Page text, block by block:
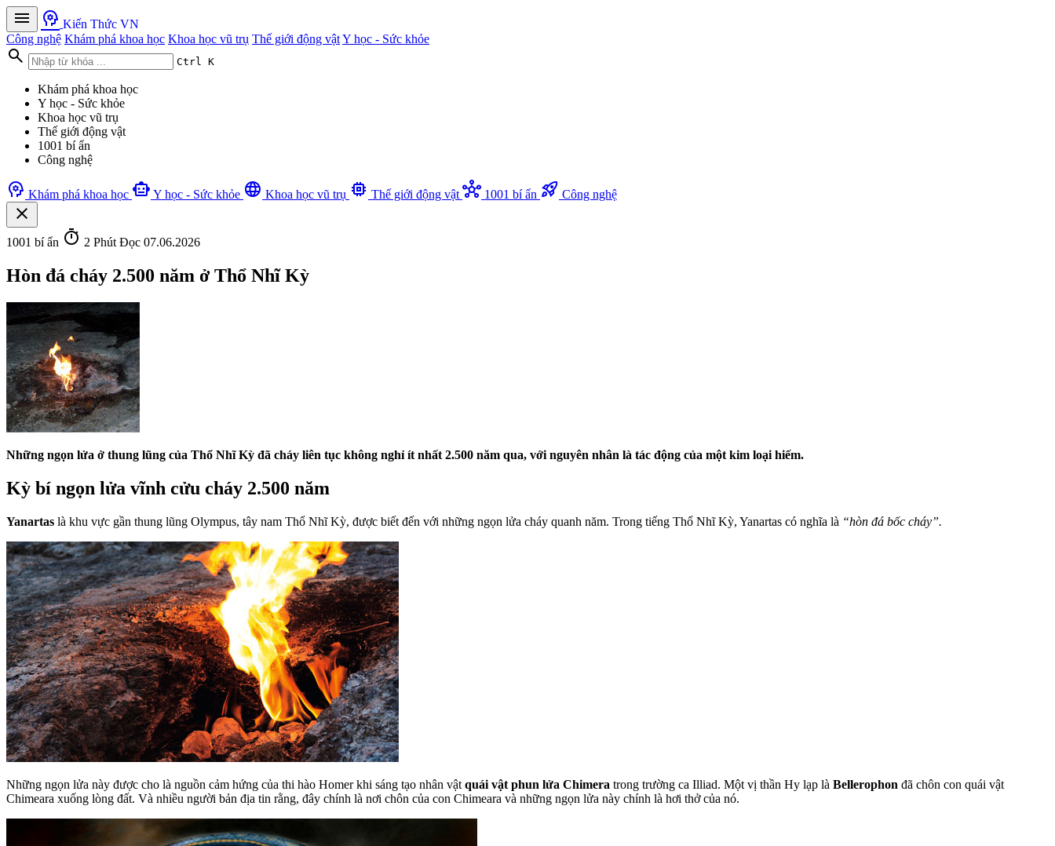
menu psychology Kiến Thức VN
Công nghệ Khám phá khoa học Khoa học vũ trụ Thế giới động vậtY học - Sức khỏe
search Ctrl K
Khám phá khoa học
Y học - Sức khỏe
Khoa học vũ trụ
Thế giới động vật
1001 bí ẩn
Công nghệ
psychology Khám phá khoa học smart_toy Y học - Sức khỏe language Khoa học vũ trụ memory Thế giới động vật hub 1001 bí ẩn rocket_launch Công nghệ
close
1001 bí ẩn timer 2 Phút Đọc 07.06.2026
Hòn đá cháy 2.500 năm ở Thổ Nhĩ Kỳ
Những ngọn lửa ở thung lũng của Thổ Nhĩ Kỳ đã cháy liên tục không nghỉ ít nhất 2.500 năm qua, với nguyên nhân là tác động của một kim loại hiếm.
Kỳ bí ngọn lửa vĩnh cửu cháy 2.500 năm
Yanartas là khu vực gần thung lũng Olympus, tây nam Thổ Nhĩ Kỳ, được biết đến với những ngọn lửa cháy quanh năm. Trong tiếng Thổ Nhĩ Kỳ, Yanartas có nghĩa là “hòn đá bốc cháy”.
Những ngọn lửa này được cho là nguồn cảm hứng của thi hào Homer khi sáng tạo nhân vật quái vật phun lửa Chimera trong trường ca Illiad. Một vị thần Hy lạp là Bellerophon đã chôn con quái vật
Chimeara xuống lòng đất. Và nhiều người bản địa tin rằng, đây chính là nơi chôn của con Chimeara và những ngọn lửa này chính là hơi thở của nó.